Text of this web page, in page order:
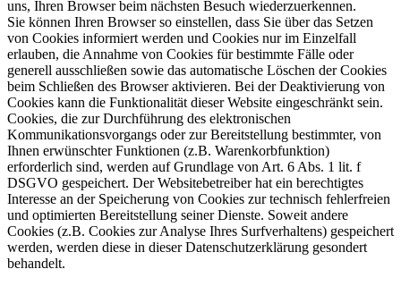
uns, Ihren Browser beim nächsten Besuch wiederzuerkennen.
Sie können Ihren Browser so einstellen, dass Sie über das Setzen
von Cookies informiert werden und Cookies nur im Einzelfall
erlauben, die Annahme von Cookies für bestimmte Fälle oder
generell ausschließen sowie das automatische Löschen der Cookies
beim Schließen des Browser aktivieren. Bei der Deaktivierung von
Cookies kann die Funktionalität dieser Website eingeschränkt sein.
Cookies, die zur Durchführung des elektronischen
Kommunikationsvorgangs oder zur Bereitstellung bestimmter, von
Ihnen erwünschter Funktionen (z.B. Warenkorbfunktion)
erforderlich sind, werden auf Grundlage von Art. 6 Abs. 1 lit. f
DSGVO gespeichert. Der Websitebetreiber hat ein berechtigtes
Interesse an der Speicherung von Cookies zur technisch fehlerfreien
und optimierten Bereitstellung seiner Dienste. Soweit andere
Cookies (z.B. Cookies zur Analyse Ihres Surfverhaltens) gespeichert
werden, werden diese in dieser Datenschutzerklärung gesondert
behandelt.